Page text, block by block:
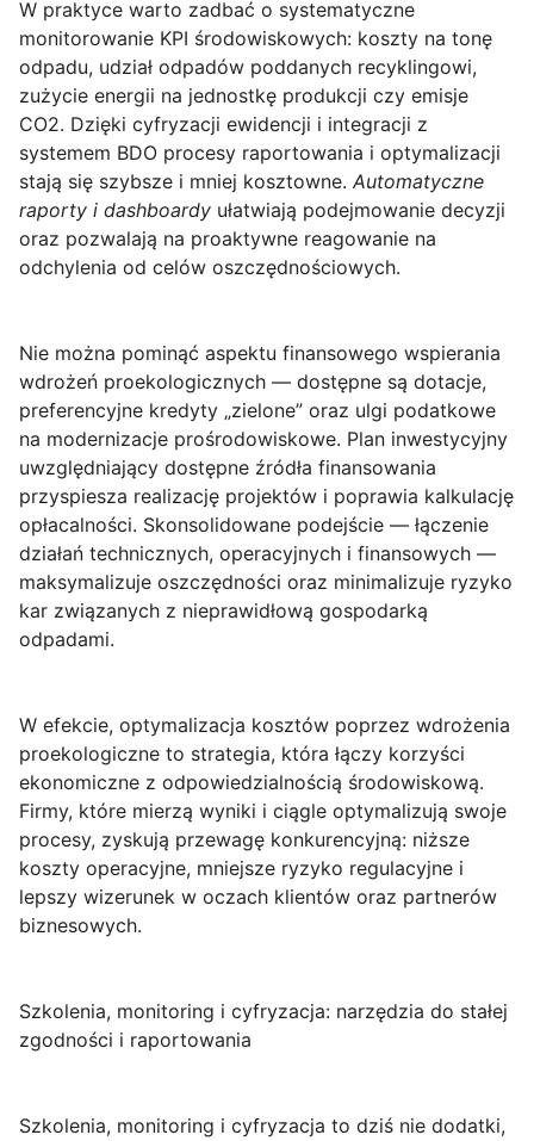
W praktyce warto zadbać o systematyczne
monitorowanie KPI środowiskowych: koszty na tonę
odpadu, udział odpadów poddanych recyklingowi,
zużycie energii na jednostkę produkcji czy emisje
CO2. Dzięki cyfryzacji ewidencji i integracji z
systemem BDO procesy raportowania i optymalizacji
stają się szybsze i mniej kosztowne. Automatyczne
raporty i dashboardy ułatwiają podejmowanie decyzji
oraz pozwalają na proaktywne reagowanie na
odchylenia od celów oszczędnościowych.
Nie można pominąć aspektu finansowego wspierania
wdrożeń proekologicznych — dostępne są dotacje,
preferencyjne kredyty „zielone” oraz ulgi podatkowe
na modernizacje prośrodowiskowe. Plan inwestycyjny
uwzględniający dostępne źródła finansowania
przyspiesza realizację projektów i poprawia kalkulację
opłacalności. Skonsolidowane podejście — łączenie
działań technicznych, operacyjnych i finansowych —
maksymalizuje oszczędności oraz minimalizuje ryzyko
kar związanych z nieprawidłową gospodarką
odpadami.
W efekcie, optymalizacja kosztów poprzez wdrożenia
proekologiczne to strategia, która łączy korzyści
ekonomiczne z odpowiedzialnością środowiskową.
Firmy, które mierzą wyniki i ciągle optymalizują swoje
procesy, zyskują przewagę konkurencyjną: niższe
koszty operacyjne, mniejsze ryzyko regulacyjne i
lepszy wizerunek w oczach klientów oraz partnerów
biznesowych.
Szkolenia, monitoring i cyfryzacja: narzędzia do stałej
zgodności i raportowania
Szkolenia, monitoring i cyfryzacja to dziś nie dodatki,